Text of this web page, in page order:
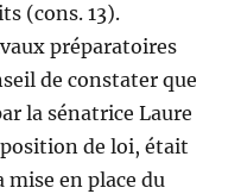
(cons. 13).
préparatoires
de constater que
la sénatrice Laure
de loi, était
en place du